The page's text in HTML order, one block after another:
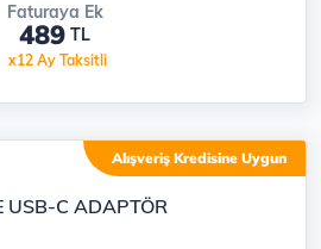
Faturaya Ek
489 TL
x12 Ay Taksitli
Alışveriş Kredisine Uygun
USB-C ADAPTÖR